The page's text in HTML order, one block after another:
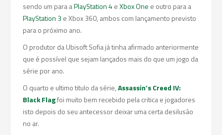
sendo um para aPlayStation 4eXbox One e outro para a
PlayStation 3 e Xbox 360, ambos com lançamento previsto
para o próximo ano.
O produtor da Ubisoft Sofia já tinha afirmado anteriormente
que é possível que sejam lançados mais do que um jogo da
série por ano.
O quarto e ultimo titulo da série,Assassin’s Creed IV:
Black Flagfoi muito bem recebido pela critica e jogadores
isto depois do seu antecessor deixar uma certa desilusão
no ar.